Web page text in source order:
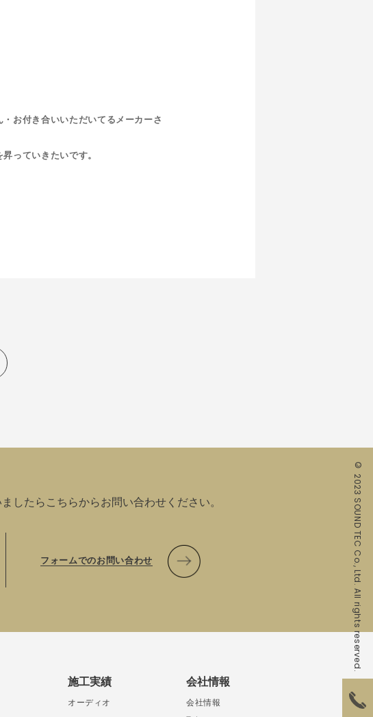
お付き合いいただいてるメーカーさ
っていきたいです。
したらこちらからお問い合わせください。
フォームでのお問い合わせ © 2023 SOUND TEC Co., Ltd. All rights reserved.
施工実績
オーディオ
会社情報
会社情報